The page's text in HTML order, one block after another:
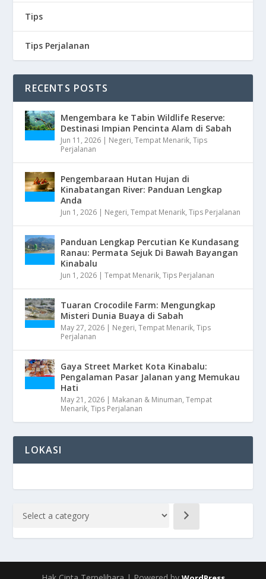
Tips
Tips Perjalanan
RECENTS POSTS
Mengembara ke Tabin Wildlife Reserve:
Destinasi Impian Pencinta Alam di Sabah
Jun 11, 2026 | Negeri,Tempat Menarik,Tips
Perjalanan
Pengembaraan Hutan Hujan di
Kinabatangan River: Panduan Lengkap
Anda
Jun 1, 2026 | Negeri,Tempat Menarik,Tips Perjalanan
Panduan Lengkap Percutian Ke Kundasang
Ranau: Permata Sejuk Di Bawah Bayangan
Kinabalu
Jun 1, 2026 |Tempat Menarik,Tips Perjalanan
Tuaran Crocodile Farm: Mengungkap
Misteri Dunia Buaya di Sabah
May 27, 2026 | Negeri,Tempat Menarik,Tips
Perjalanan
Gaya Street Market Kota Kinabalu:
Pengalaman Pasar Jalanan yang Memukau
Hati
May 21, 2026 | Makanan & Minuman,Tempat
Menarik,Tips Perjalanan
LOKASI